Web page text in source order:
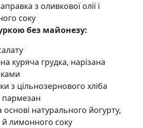
з оливкової олії і
соку
без майонезу:
куряча грудка, нарізана
з цільнозернового хліба
пармезан
основі натурального йогурту,
й лимонного соку